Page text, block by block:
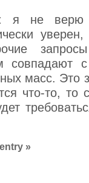
я не верю
совпадают
масс. Это
что-то, то
»